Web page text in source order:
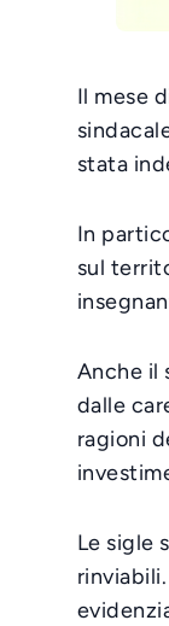
Il mese
stata
In
sul
Anche il
dalle
ragioni
Le sigle